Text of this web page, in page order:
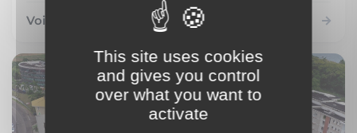
Voir le bien
This site uses cookies
and gives you control
over what you want to
activate